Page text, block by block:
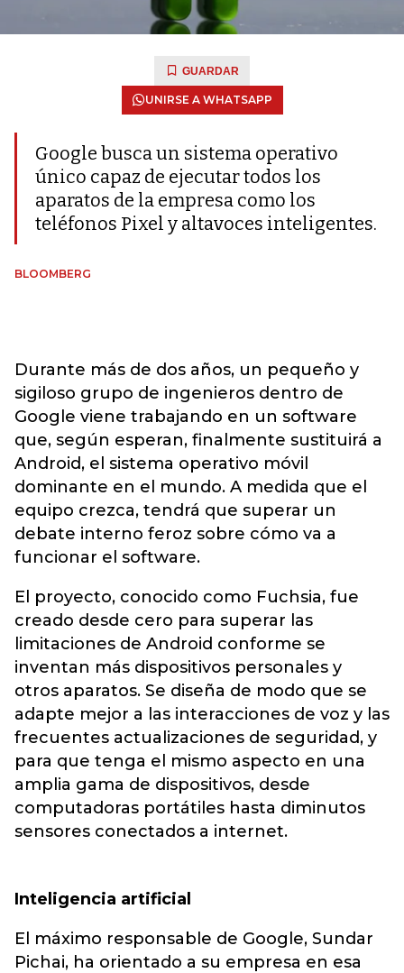
GUARDAR
UNIRSE A WHATSAPP
Google busca un sistema operativo
único capaz de ejecutar todos los
aparatos de la empresa como los
teléfonos Pixel y altavoces inteligentes.
BLOOMBERG
Durante más de dos años, un pequeño y
sigiloso grupo de ingenieros dentro de
Google viene trabajando en un software
que, según esperan, finalmente sustituirá a
Android, el sistema operativo móvil
dominante en el mundo. A medida que el
equipo crezca, tendrá que superar un
debate interno feroz sobre cómo va a
funcionar el software.
El proyecto, conocido como Fuchsia, fue
creado desde cero para superar las
limitaciones de Android conforme se
inventan más dispositivos personales y
otros aparatos. Se diseña de modo que se
adapte mejor a las interacciones de voz y las
frecuentes actualizaciones de seguridad, y
para que tenga el mismo aspecto en una
amplia gama de dispositivos, desde
computadoras portátiles hasta diminutos
sensores conectados a internet.
Inteligencia artificial
El máximo responsable de Google, Sundar
Pichai, ha orientado a su empresa en esa